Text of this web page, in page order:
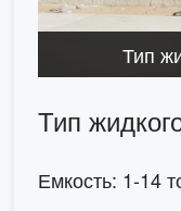
Тип
Тип
Емкость: 1-14